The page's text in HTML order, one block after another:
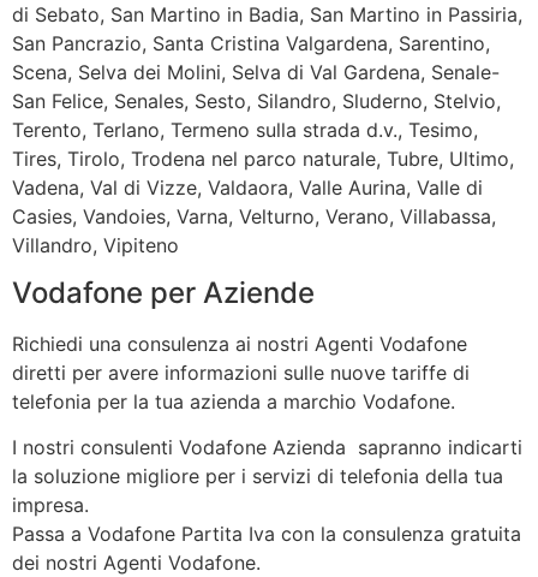
di Sebato, San Martino in Badia, San Martino in Passiria,
San Pancrazio, Santa Cristina Valgardena, Sarentino,
Scena, Selva dei Molini, Selva di Val Gardena, Senale-
San Felice, Senales, Sesto, Silandro, Sluderno, Stelvio,
Terento, Terlano, Termeno sulla strada d.v., Tesimo,
Tires, Tirolo, Trodena nel parco naturale, Tubre, Ultimo,
Vadena, Val di Vizze, Valdaora, Valle Aurina, Valle di
Casies, Vandoies, Varna, Velturno, Verano, Villabassa,
Villandro, Vipiteno
Vodafone per Aziende
Richiedi una consulenza ai nostri Agenti Vodafone
diretti per avere informazioni sulle nuove tariffe di
telefonia per la tua azienda a marchio Vodafone.
I nostri consulenti Vodafone Azienda sapranno indicarti
la soluzione migliore per i servizi di telefonia della tua
impresa.
Passa a Vodafone Partita Iva con la consulenza gratuita
dei nostri Agenti Vodafone.